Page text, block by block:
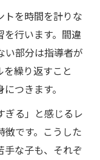
トを時間を計りな
行います。間違
い部分は指導者が
繰り返すこと
つきます。
ぎる」と感じるレ
徴です。こうした
な子も、それぞ